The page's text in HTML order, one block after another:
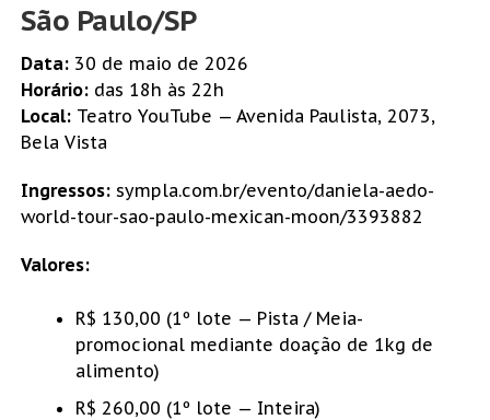
São Paulo/SP
Data:30 de maio de 2026
Horário:das 18h às 22h
Local:Teatro YouTube — Avenida Paulista, 2073,
Bela Vista
Ingressos:sympla.com.br/evento/daniela-aedo-
world-tour-sao-paulo-mexican-moon/3393882
Valores:
R$ 130,00 (1º lote — Pista / Meia-
promocional mediante doação de 1kg de
alimento)
R$ 260,00 (1º lote — Inteira)